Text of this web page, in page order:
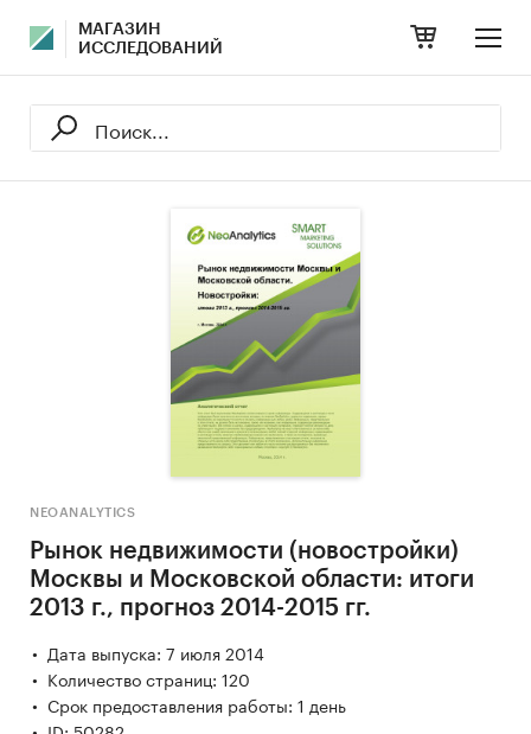
МАГАЗИН
ИССЛЕДОВАНИЙ
NEOANALYTICS
Рынок недвижимости (новостройки)
Москвы и Московской области: итоги
2013 г., прогноз 2014-2015 гг.
Дата выпуска: 7 июля 2014
Количество страниц: 120
Срок предоставления работы: 1 день